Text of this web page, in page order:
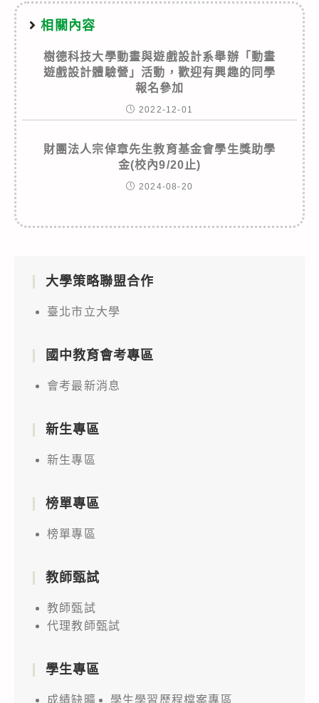
相關內容
樹德科技大學動畫與遊戲設計系舉辦「動畫
遊戲設計體驗營」活動，歡迎有興趣的同學
報名參加
2022-12-01
財團法人宗倬章先生教育基金會學生獎助學
金(校內9/20止)
2024-08-20
大學策略聯盟合作
臺北市立大學
國中教育會考專區
會考最新消息
新生專區
新生專區
榜單專區
榜單專區
教師甄試
教師甄試
代理教師甄試
學生專區
成績缺曠 學生學習歷程檔案專區